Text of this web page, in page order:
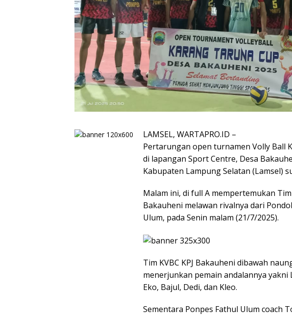
LAMSEL, WARTAPRO.ID –
Pertarungan open turnamen Volly Ball
di lapangan Sport Centre, Desa
Kabupaten Lampung Selatan (Lamsel)
Malam ini, di full A mempertemukan Tim
Bakauheni melawan rivalnya dari
Ulum, pada Senin malam (21/7/2025).
Tim KVBC KPJ Bakauheni dibawah
menerjunkan pemain andalannya yakni
Eko, Bajul, Dedi, dan Kleo.
Sementara Ponpes Fathul Ulum coach